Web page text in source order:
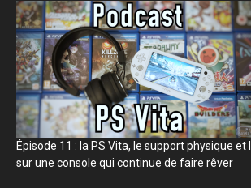
Épisode 11 : la PS Vita, le support physique et
sur une console qui continue de faire rêver